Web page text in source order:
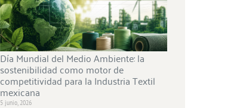
Día Mundial del Medio Ambiente: la
sostenibilidad como motor de
competitividad para la Industria Textil
mexicana
5 junio, 2026